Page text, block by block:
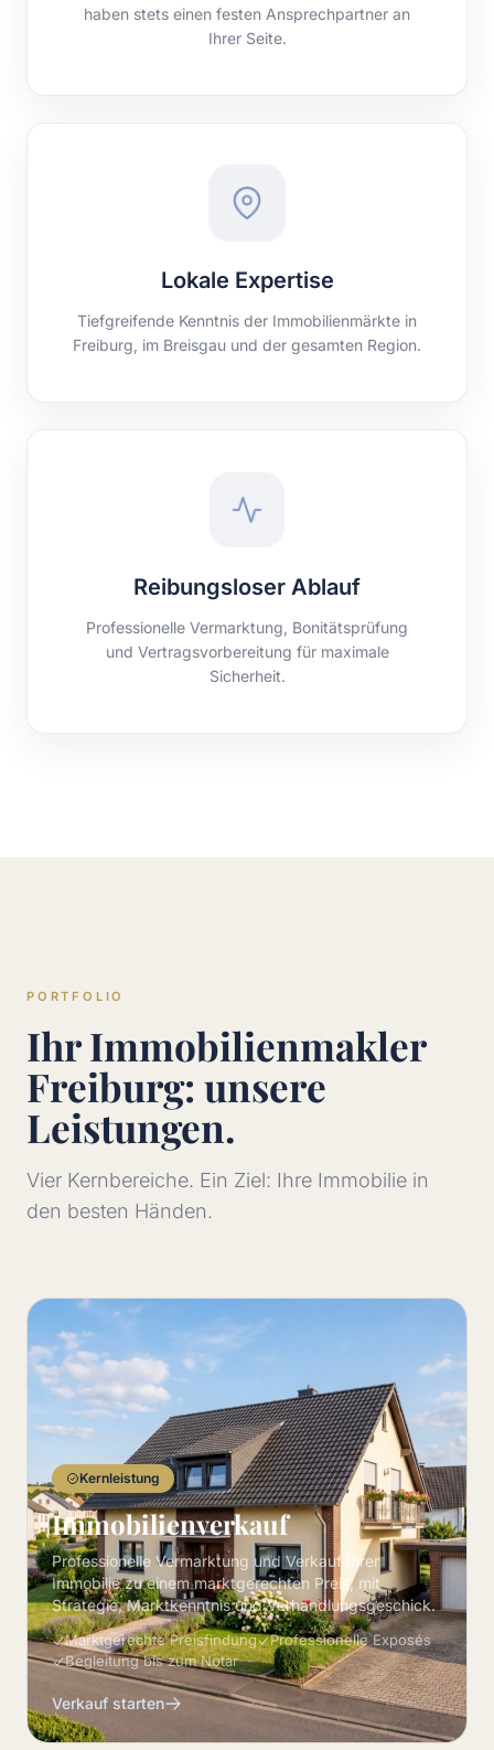
haben stets einen festen Ansprechpartner an
Ihrer Seite.
Lokale Expertise
Tiefgreifende Kenntnis der Immobilienmärkte in
Freiburg, im Breisgau und der gesamten Region.
Reibungsloser Ablauf
Professionelle Vermarktung, Bonitätsprüfung
und Vertragsvorbereitung für maximale
Sicherheit.
PORTFOLIO
Ihr Immobilienmakler
Freiburg: unsere
Leistungen.
Vier Kernbereiche. Ein Ziel: Ihre Immobilie in
den besten Händen.
Kernleistung
Immobilienverkauf
Professionelle Vermarktung und Verkauf Ihrer
Immobilie zu einem marktgerechten Preis, mit
Strategie, Marktkenntnis und Verhandlungsgeschick.
Marktgerechte Preisfindung
Professionelle Exposés
Begleitung bis zum Notar
Verkauf starten